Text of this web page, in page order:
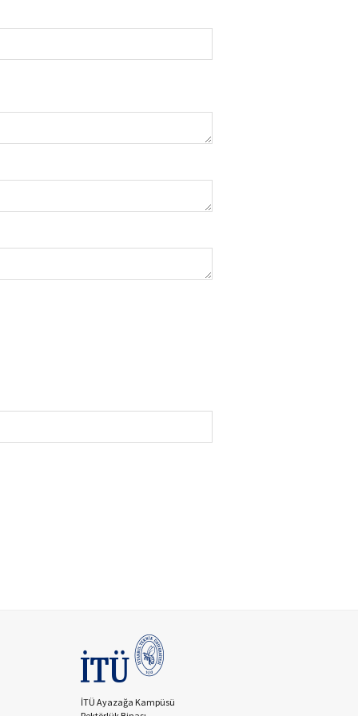
İTÜ Ayazağa Kampüsü